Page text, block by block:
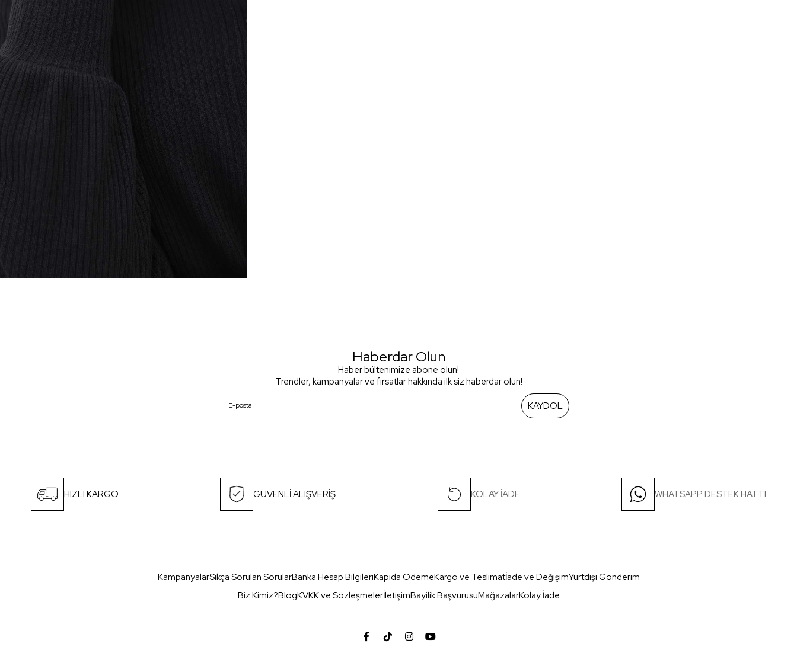
Haberdar Olun
Haber bültenimize abone olun!
Trendler, kampanyalar ve fırsatlar hakkında ilk siz haberdar olun!
KAYDOL
HIZLI KARGO GÜVENLİ ALIŞVERİŞ KOLAY İADE WHATSAPP DESTEK HATTI
KampanyalarSıkça Sorulan SorularBanka Hesap BilgileriKapıda ÖdemeKargo ve Teslimatİade ve DeğişimYurtdışı Gönderim
Biz Kimiz?BlogKVKK ve SözleşmelerİletişimBayilik BaşvurusuMağazalarKolay İade